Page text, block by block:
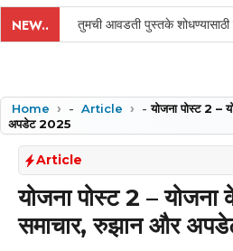
NEW.. तुमची आवडती पुस्तके
Home - Article -योजना पोस्ट 2 –
अपडेट 2025
Article
योजना पोस्ट 2 – योजना
समाचार, रुझान और